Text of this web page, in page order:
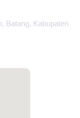
Batang, Kabupaten